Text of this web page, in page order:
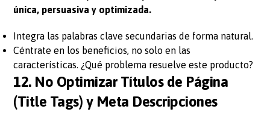
única, persuasiva y optimizada.
Integra las palabras clave secundarias de forma natural.
Céntrate en los beneficios, no solo en las
características. ¿Qué problema resuelve este producto?
12. No Optimizar Títulos de Página
(Title Tags) y Meta Descripciones